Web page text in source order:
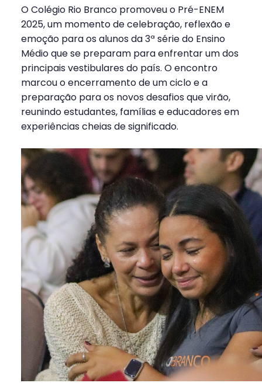
O Colégio Rio Branco promoveu o Pré-ENEM
2025, um momento de celebração, reflexão e
emoção para os alunos da 3ª série do Ensino
Médio que se preparam para enfrentar um dos
principais vestibulares do país. O encontro
marcou o encerramento de um ciclo e a
preparação para os novos desafios que virão,
reunindo estudantes, famílias e educadores em
experiências cheias de significado.